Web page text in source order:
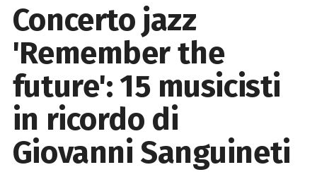
Concerto jazz
'Remember the
future': 15 musicisti
in ricordo di
Giovanni Sanguineti